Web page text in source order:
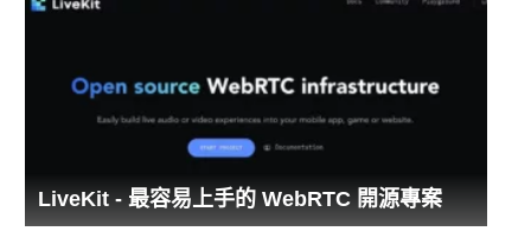
LiveKit - 最容易上手的 WebRTC 開源專案